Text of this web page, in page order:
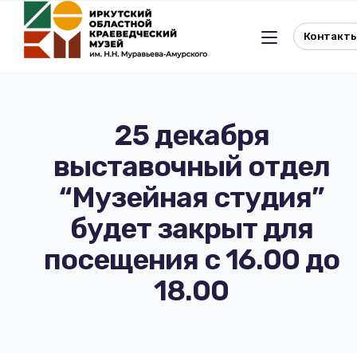
Льготное посещение музея
Реквизиты музея
Документы
Отдел природы
Музейная студия
25 декабря
выставочный отдел
“Музейная студия”
будет закрыт для
посещения с 16.00 до
18.00